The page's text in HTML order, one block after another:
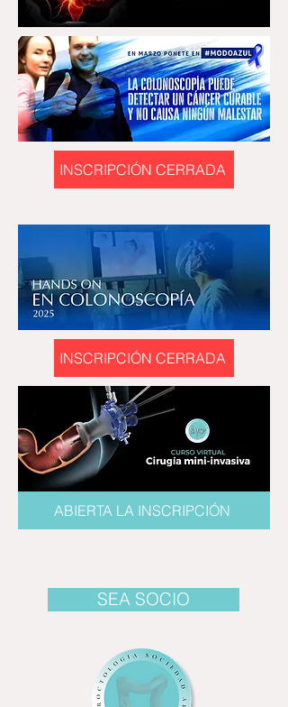
INSCRIPCIÓN CERRADA
INSCRIPCIÓN CERRADA
ABIERTA LA INSCRIPCIÓN
SEA SOCIO